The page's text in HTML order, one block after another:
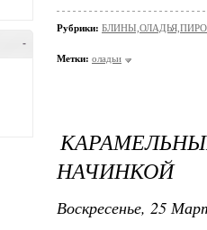
-
Рубрики:
Метки: оладьи
НАЧИНКОЙ
Воскресенье, 25